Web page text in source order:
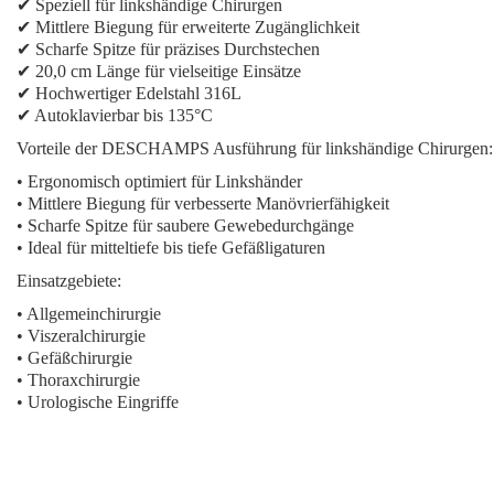
✔ Speziell für linkshändige Chirurgen
✔ Mittlere Biegung für erweiterte Zugänglichkeit
✔ Scharfe Spitze für präzises Durchstechen
✔ 20,0 cm Länge für vielseitige Einsätze
✔ Hochwertiger Edelstahl 316L
✔ Autoklavierbar bis 135°C
Vorteile der DESCHAMPS Ausführung für linkshändige Chirurgen:
• Ergonomisch optimiert für Linkshänder
• Mittlere Biegung für verbesserte Manövrierfähigkeit
• Scharfe Spitze für saubere Gewebedurchgänge
• Ideal für mitteltiefe bis tiefe Gefäßligaturen
Einsatzgebiete:
• Allgemeinchirurgie
• Viszeralchirurgie
• Gefäßchirurgie
• Thoraxchirurgie
• Urologische Eingriffe